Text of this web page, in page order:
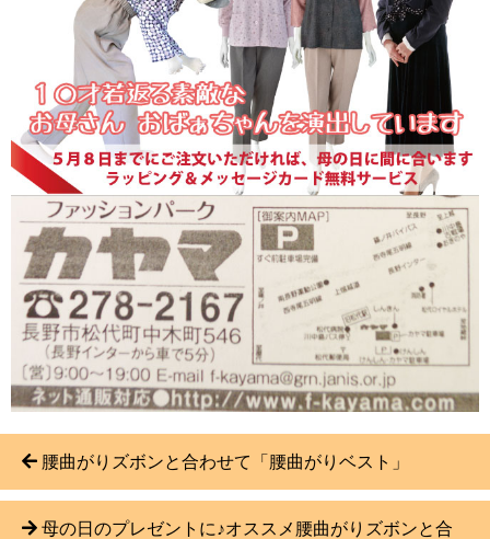
腰曲がりズボンと合わせて「腰曲がりベスト」
母の日のプレゼントに♪オススメ腰曲がりズボンと合